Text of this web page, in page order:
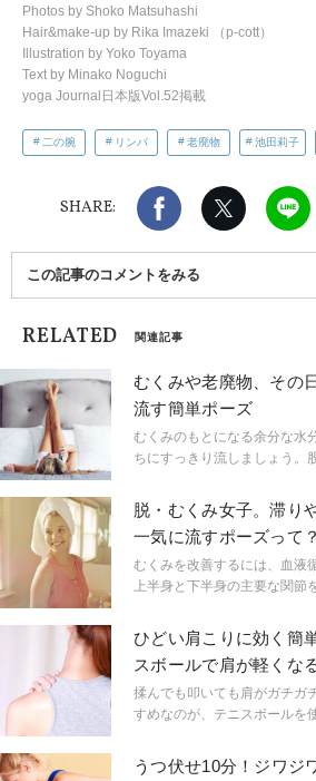
Photos by Shoko Matsuhashi
Hair&make-up by Rika Imazeki （p-cott）
Illustration by Yoko Toyama
Text by Minako Noguchi
yoga Journal日本版Vol.52掲載
二の腕 リンパ 老廃物 池田莉子
SHARE:
Facebook X（旧
この記事のコメントをみる
RELATED 関連記事
むくみや老廃物、その
流す簡単ポーズ
むくみのもとになる余分な水
ちにすっきり流しましょう。
トラクターの三和由香利先生
脱・むくみ女子。滞り
一気に流すポーズって？
むくみを改善するには、血液
上半身と下半身の主要な関
ガインストラクターの三和由
ました。
ひどい肩こりに効く簡
スボールで肩が軽くな
揉んでも叩いても肩がガチガ
すめなのが、テニスボールを
ん、ヨガの前後に行うのもお
うつ伏せ10分！ジワジ